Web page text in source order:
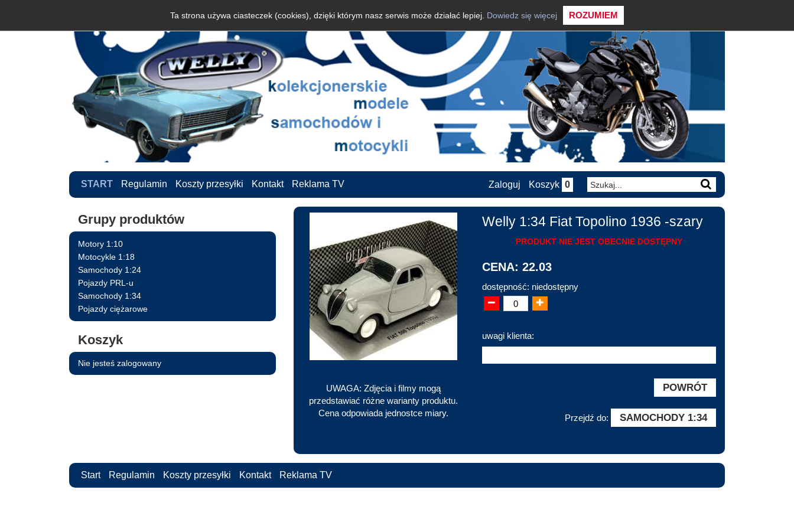
Ta strona używa ciasteczek (cookies), dzięki którym nasz serwis może działać lepiej. Dowiedz się więcej ROZUMIEM
START Regulamin Koszty przesyłki Kontakt Reklama TV Zaloguj Koszyk 0
Grupy produktów
Motory 1:10
Motocykle 1:18
Samochody 1:24
Pojazdy PRL-u
Samochody 1:34
Pojazdy ciężarowe
Koszyk
Nie jesteś zalogowany
UWAGA: Zdjęcia i filmy mogą
przedstawiać różne warianty produktu.
Cena odpowiada jednostce miary.
Welly 1:34 Fiat Topolino 1936 -szary
PRODUKT NIE JEST OBECNIE DOSTĘPNY
CENA: 22.03
dostępność: niedostępny
uwagi klienta:
POWRÓT
Przejdź do: SAMOCHODY 1:34
Start Regulamin Koszty przesyłki Kontakt Reklama TV